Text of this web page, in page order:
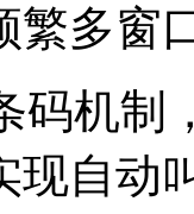
繁多窗
码机制
现自动